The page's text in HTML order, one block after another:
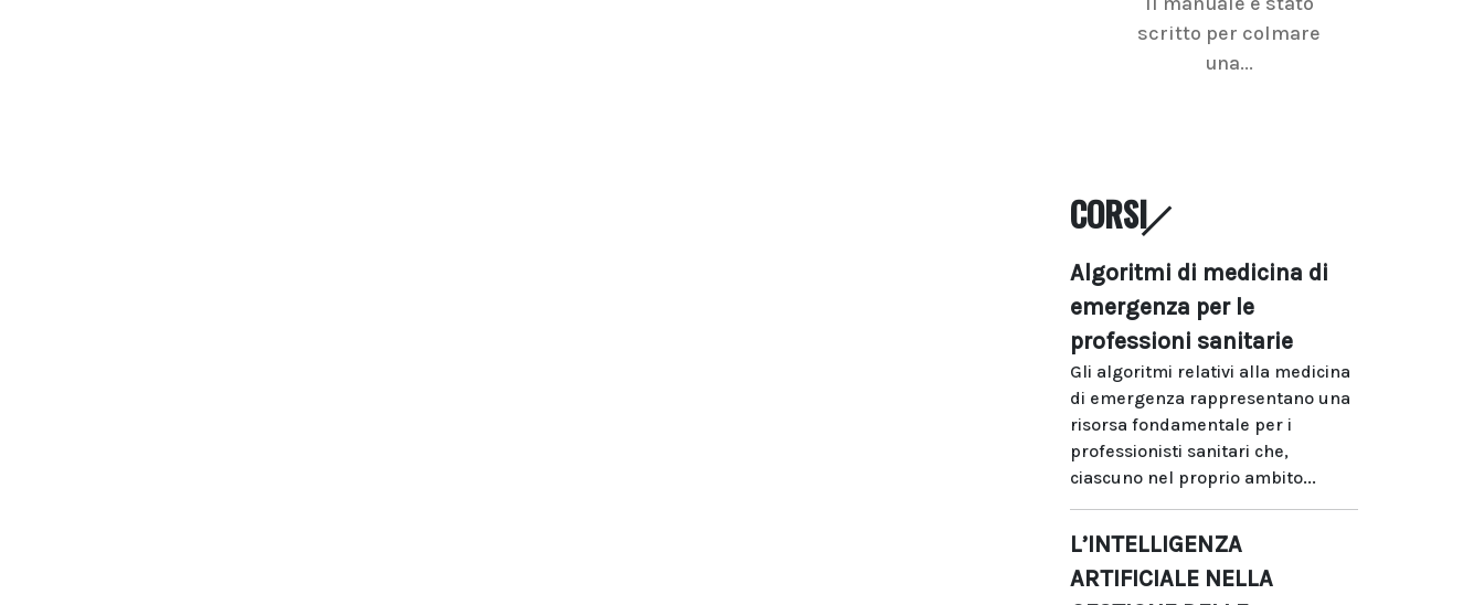
scritto per colmare
una...
CORSI
Algoritmi di medicina di
emergenza per le
professioni sanitarie
Gli algoritmi relativi alla medicina
di emergenza rappresentano una
risorsa fondamentale per i
professionisti sanitari che,
ciascuno nel proprio ambito...
L’INTELLIGENZA
ARTIFICIALE NELLA